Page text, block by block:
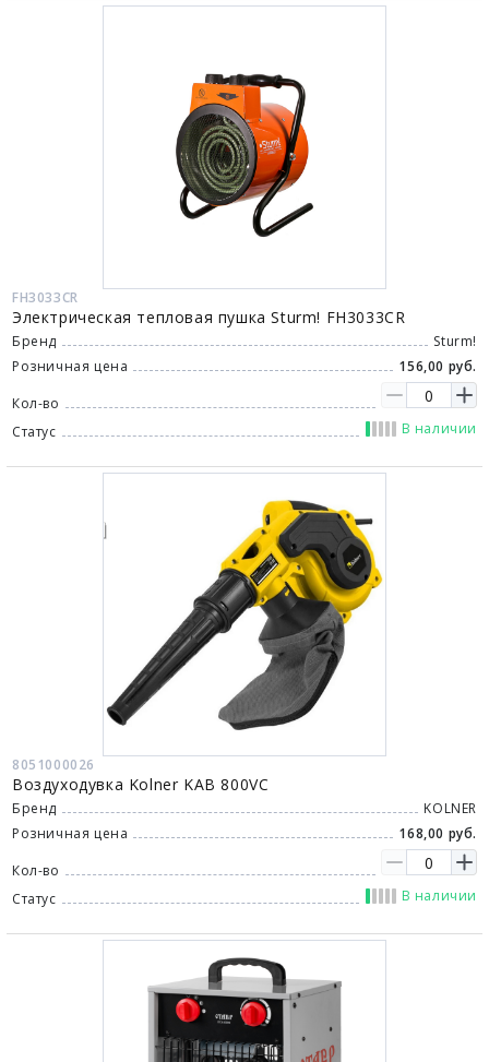
FH3033CR
Электрическая тепловая пушка Sturm! FH3033CR
Бренд
Sturm!
Розничная цена
156,00 руб.
Кол-во
Статус
В наличии
8051000026
Воздуходувка Kolner KAB 800VC
Бренд
KOLNER
Розничная цена
168,00 руб.
Кол-во
Статус
В наличии